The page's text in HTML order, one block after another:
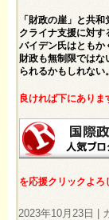
「財政の崖」と共
クライナ支援に対す
バイデン氏はともか
財政も無制限ではな
られるかもしれない
良ければ下にありま
を応援クリックよろ
2023年10月23日 |